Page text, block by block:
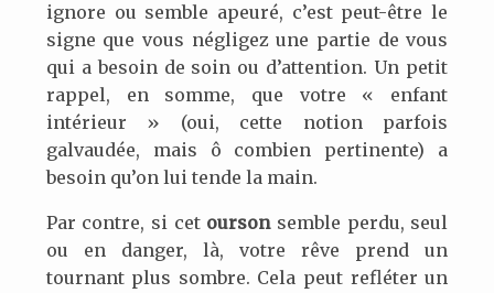
ignore ou semble apeuré, c’est peut-être le
signe que vous négligez une partie de vous
qui a besoin de soin ou d’attention. Un petit
rappel, en somme, que votre « enfant
intérieur » (oui, cette notion parfois
galvaudée, mais ô combien pertinente) a
besoin qu’on lui tende la main.
Par contre, si cet oursonsemble perdu, seul
ou en danger, là, votre rêve prend un
tournant plus sombre. Cela peut refléter un